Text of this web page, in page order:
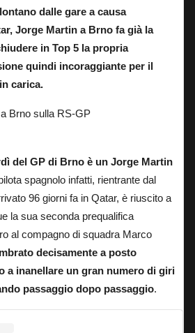
dalle gare a causa
Jorge Martin a Brno fa già la
in Top 5 la propria
quindi incoraggiante per il
carica.
del GP di Brno è un Jorge Martin
spagnolo infatti, rientrante dal
96 giorni fa in Qatar, è riuscito a
la sua seconda prequalifica
al compagno di squadra Marco
decisamente a posto
a inanellare un gran numero di giri
passaggio dopo passaggio.